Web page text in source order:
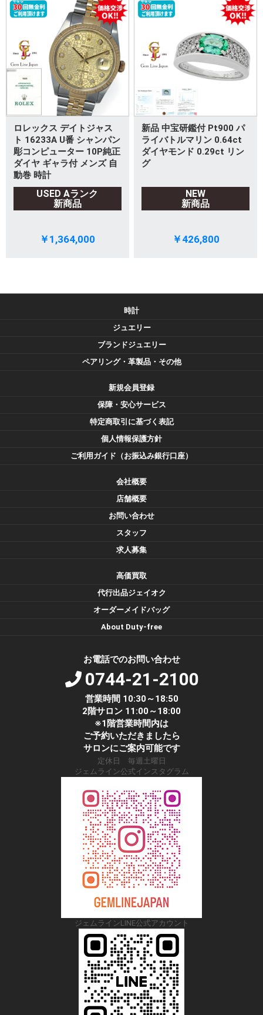
ロレックス デイトジャス
ト 16233A U番 シャンパン
彫コンピューター 10P純正
ダイヤ ギャラ付 メンズ 自
動巻 時計
USED Aランク
新商品
￥1,364,000
新品 中宝研鑑付 Pt900 パ
ライバトルマリン 0.64ct
ダイヤモンド 0.29ct リン
グ
NEW
新商品
￥426,800
時計
ジュエリー
ブランドジュエリー
ペアリング・革製品・その他
新規会員登録
保障・安心サービス
特定商取引に基づく表記
個人情報保護方針
ご利用ガイド（お振込み銀行口座）
会社概要
店舗概要
お問い合わせ
スタッフ
求人募集
高価買取
代行出品ジェイオク
オーダーメイドバッグ
About Duty-free
お電話でのお問い合わせ
0744-21-2100
営業時間 10:30～18:50
2階サロン 11:00～18:00
※1階営業時間内は
ご予約いただきましたら
サロンにご案内可能です
定休日 毎週土曜日
ジェムライン公式インスタグラム
ジェムラインLINE公式アカウント